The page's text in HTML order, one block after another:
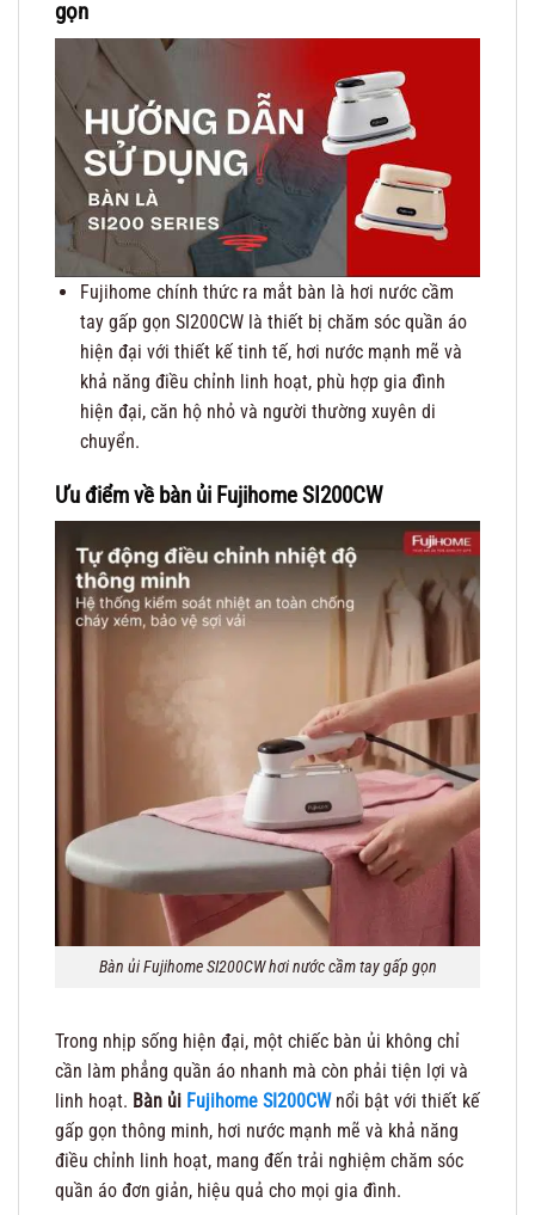
gọn
Fujihome chính thức ra mắt bàn là hơi nước cầm
tay gấp gọn SI200CW là thiết bị chăm sóc quần áo
hiện đại với thiết kế tinh tế, hơi nước mạnh mẽ và
khả năng điều chỉnh linh hoạt, phù hợp gia đình
hiện đại, căn hộ nhỏ và người thường xuyên di
chuyển.
Ưu điểm về bàn ủi Fujihome SI200CW
Bàn ủi Fujihome SI200CW hơi nước cầm tay gấp gọn
Trong nhịp sống hiện đại, một chiếc bàn ủi không chỉ
cần làm phẳng quần áo nhanh mà còn phải tiện lợi và
linh hoạt. Bàn ủi Fujihome SI200CWnổi bật với thiết kế
gấp gọn thông minh, hơi nước mạnh mẽ và khả năng
điều chỉnh linh hoạt, mang đến trải nghiệm chăm sóc
quần áo đơn giản, hiệu quả cho mọi gia đình.